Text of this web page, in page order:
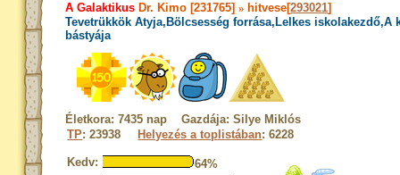
A Galaktikus Dr. Kimo [231765]» hitvese[293021]
Tevetrükkök Atyja,Bölcsesség forrása,Lelkes iskolakezdő,A
bástyája
Életkora: 7435 nap Gazdája: Silye Miklós
TP: 23938 Helyezés a toplistában: 6228
Kedv:
64%